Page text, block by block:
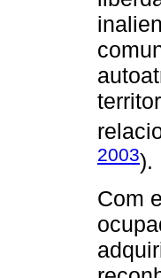
2003).
Com